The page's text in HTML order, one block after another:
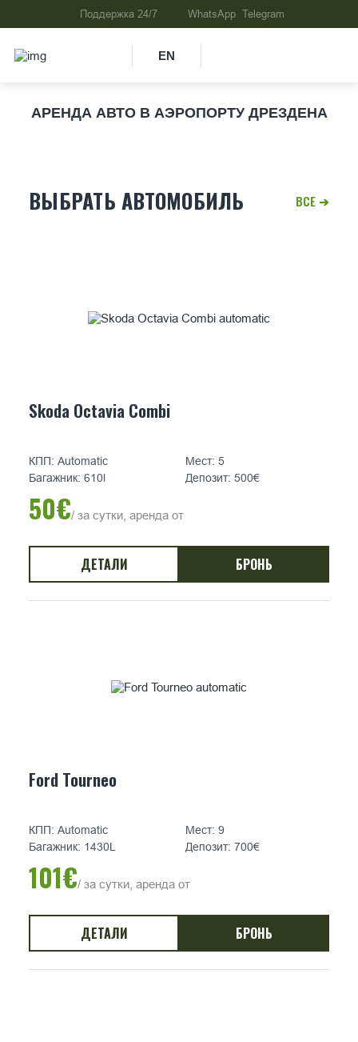
EN
АРЕНДА АВТО В АЭРОПОРТУ ДРЕЗДЕНА
ВЫБРАТЬ АВТОМОБИЛЬ
Skoda Octavia Combi
КПП: Automatic
Мест: 5
Багажник: 610l
Депозит: 500€
50€/ за сутки, аренда от
ДЕТАЛИ БРОНЬ
Ford Tourneo
КПП: Automatic
Мест: 9
Багажник: 1430L
Депозит: 700€
101€/ за сутки, аренда от
ДЕТАЛИ БРОНЬ